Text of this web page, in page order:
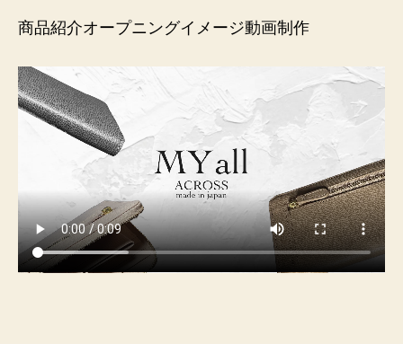
商品紹介オープニングイメージ動画制作